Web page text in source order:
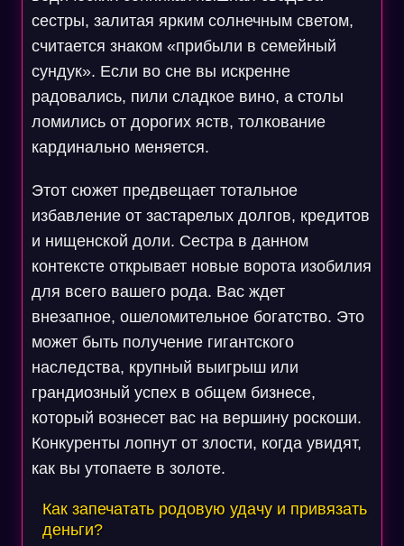
сестры, залитая ярким солнечным светом,
считается знаком «прибыли в семейный
сундук». Если во сне вы искренне
радовались, пили сладкое вино, а столы
ломились от дорогих яств, толкование
кардинально меняется.
Этот сюжет предвещает тотальное
избавление от застарелых долгов, кредитов
и нищенской доли. Сестра в данном
контексте открывает новые ворота изобилия
для всего вашего рода. Вас ждет
внезапное, ошеломительное богатство. Это
может быть получение гигантского
наследства, крупный выигрыш или
грандиозный успех в общем бизнесе,
который вознесет вас на вершину роскоши.
Конкуренты лопнут от злости, когда увидят,
как вы утопаете в золоте.
Как запечатать родовую удачу и привязать
деньги?